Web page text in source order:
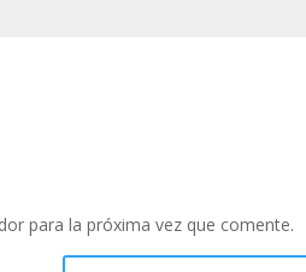
para la próxima vez que comente.